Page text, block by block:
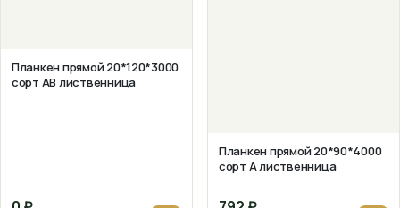
Планкен прямой 20*120*3000
сорт АВ лиственница
Планкен прямой 20*90*4000
сорт А лиственница